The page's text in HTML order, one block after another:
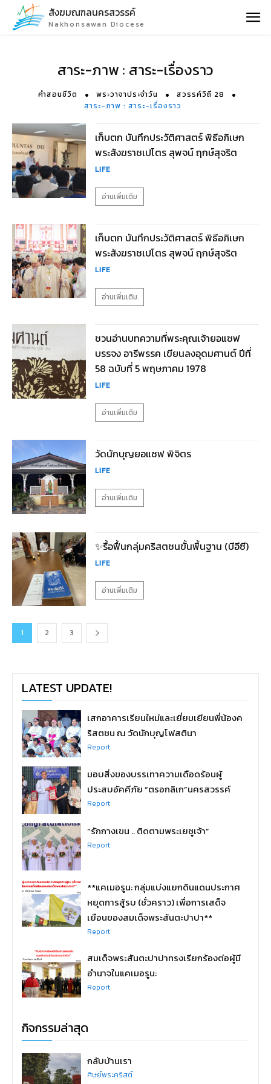
สังฆมณฑลนครสวรรค์
Nakhonsawan Diocese
สาระ-ภาพ : สาระ-เรื่องราว
คำสอนชีวิต พระวาจาประจำวัน
สวรรค์วิถี 28
สาระ-ภาพ : สาระ-เรื่องราว
เก็บตก บันทึกประวัติศาสตร์ พิธีอภิเษก
พระสังฆราชเปโตร สุพจน์ ฤกษ์สุจริต
LIFE
อ่านเพิ่มเติม
เก็บตก บันทึกประวัติศาสตร์ พิธีอภิเษก
พระสังฆราชเปโตร สุพจน์ ฤกษ์สุจริต
LIFE
อ่านเพิ่มเติม
ชวนอ่านบทความที่พระคุณเจ้ายอแซฟ
บรรจง อารีพรรค เขียนลงอุดมศานต์ ปีที่
58 ฉบับที่ 5 พฤษภาคม 1978
LIFE
อ่านเพิ่มเติม
วัดนักบุญยอแซฟ พิจิตร
LIFE
อ่านเพิ่มเติม
✨รื้อฟื้นกลุ่มคริสตชนขั้นพื้นฐาน (บีอีซี)
LIFE
อ่านเพิ่มเติม
1 2 3
LATEST UPDATE!
เสกอาคารเรียนใหม่และเยี่ยมเยียนพี่น้องค
ริสตชน ณ วัดนักบุญโฟสตินา
Report
มอบสิ่งของบรรเทาความเดือดร้อนผู้
ประสบอัคคีภัย “ตรอกลิเก”นครสวรรค์
Report
“รักกางเขน .. ติดตามพระเยซูเจ้า”
Report
**แคเมอรูน: กลุ่มแบ่งแยกดินแดนประกาศ
หยุดการสู้รบ (ชั่วคราว) เพื่อการเสด็จ
เยือนของสมเด็จพระสันตะปาปา**
Report
สมเด็จพระสันตะปาปาทรงเรียกร้องต่อผู้มี
อำนาจในแคเมอรูน:
Report
กิจกรรมล่าสุด
กลับบ้านเรา
ศิษย์พระคริสต์